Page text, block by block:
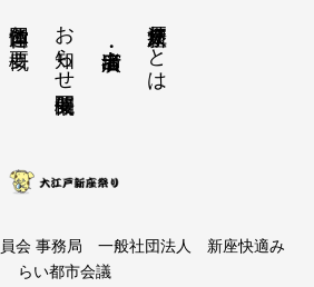
大江戸新座祭りとは
お知らせ開催概要
運営団体と概要
員会 事務局 一般社団法人 新座快適み
らい都市会議